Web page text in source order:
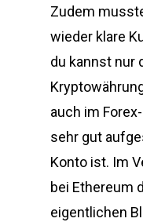
Zudem
wieder klare
du kannst nur
auch im
sehr gut
Konto ist. Im
bei Ethereum
eigentlichen